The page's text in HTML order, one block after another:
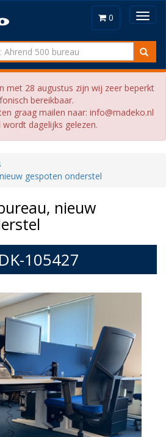
0
met 28 augustus zijn wij zeer beperkt
bereikbaar.
graag mailen naar: info@madeko.nl
wordt dagelijks gelezen.
gespoten onderstel
nieuw
105427